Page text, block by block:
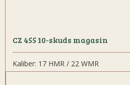
CZ 455 10-skuds magasin
Kaliber: 17 HMR / 22 WMR